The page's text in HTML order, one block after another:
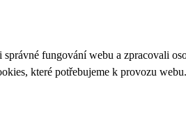
fungování webu a zpracovali
které potřebujeme k provozu